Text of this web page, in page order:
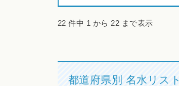
22 件中 1 から 22 まで表示
都道府県別 名水リスト